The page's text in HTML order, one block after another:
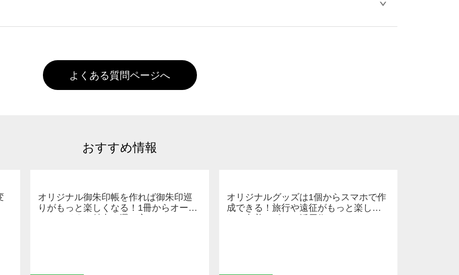
た状態でお届けとなる場合がございます。※2 濃色は淡色に比べ処理剤が目立ちやすく、1回の水洗いで
て頂き、デザインツール上にアップロードをお願い致します。
よくある質問ページへ
おすすめ情報
オリジナル御朱印帳を作れば御朱印巡
りがもっと楽しくなる！1冊からオーダ
オリジナルグッズは1個からスマホで作
成できる！旅行や遠征がもっと楽しく